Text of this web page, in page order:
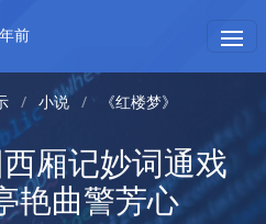
前
/ 小说 / 《红楼梦》
厢记妙词通戏
曲警芳心